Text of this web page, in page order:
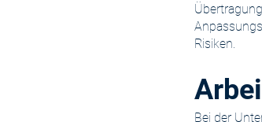
Risiken.
Bei der